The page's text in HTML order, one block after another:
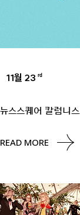
11월 23 rd
뉴스스퀘어 칼럼니
READ MORE